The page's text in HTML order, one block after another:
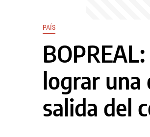
PAÍS
lograr una
salida del